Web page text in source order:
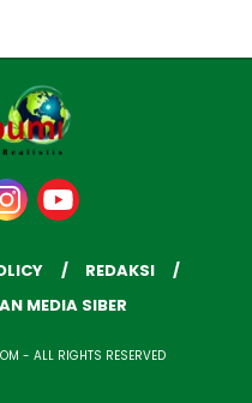
REDAKSI
MEDIA SIBER
- ALL RIGHTS RESERVED